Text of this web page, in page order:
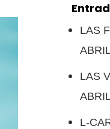
LAS
LAS
L-